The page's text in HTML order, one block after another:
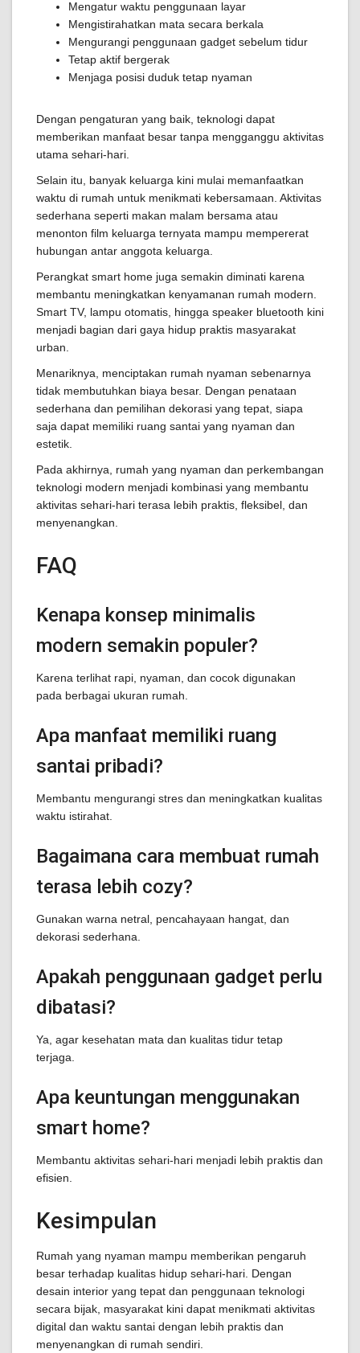
Mengatur waktu penggunaan layar
Mengistirahatkan mata secara berkala
Mengurangi penggunaan gadget sebelum tidur
Tetap aktif bergerak
Menjaga posisi duduk tetap nyaman
Dengan pengaturan yang baik, teknologi dapat
memberikan manfaat besar tanpa mengganggu aktivitas
utama sehari-hari.
Selain itu, banyak keluarga kini mulai memanfaatkan
waktu di rumah untuk menikmati kebersamaan. Aktivitas
sederhana seperti makan malam bersama atau
menonton film keluarga ternyata mampu mempererat
hubungan antar anggota keluarga.
Perangkat smart home juga semakin diminati karena
membantu meningkatkan kenyamanan rumah modern.
Smart TV, lampu otomatis, hingga speaker bluetooth kini
menjadi bagian dari gaya hidup praktis masyarakat
urban.
Menariknya, menciptakan rumah nyaman sebenarnya
tidak membutuhkan biaya besar. Dengan penataan
sederhana dan pemilihan dekorasi yang tepat, siapa
saja dapat memiliki ruang santai yang nyaman dan
estetik.
Pada akhirnya, rumah yang nyaman dan perkembangan
teknologi modern menjadi kombinasi yang membantu
aktivitas sehari-hari terasa lebih praktis, fleksibel, dan
menyenangkan.
FAQ
Kenapa konsep minimalis
modern semakin populer?
Karena terlihat rapi, nyaman, dan cocok digunakan
pada berbagai ukuran rumah.
Apa manfaat memiliki ruang
santai pribadi?
Membantu mengurangi stres dan meningkatkan kualitas
waktu istirahat.
Bagaimana cara membuat rumah
terasa lebih cozy?
Gunakan warna netral, pencahayaan hangat, dan
dekorasi sederhana.
Apakah penggunaan gadget perlu
dibatasi?
Ya, agar kesehatan mata dan kualitas tidur tetap
terjaga.
Apa keuntungan menggunakan
smart home?
Membantu aktivitas sehari-hari menjadi lebih praktis dan
efisien.
Kesimpulan
Rumah yang nyaman mampu memberikan pengaruh
besar terhadap kualitas hidup sehari-hari. Dengan
desain interior yang tepat dan penggunaan teknologi
secara bijak, masyarakat kini dapat menikmati aktivitas
digital dan waktu santai dengan lebih praktis dan
menyenangkan di rumah sendiri.